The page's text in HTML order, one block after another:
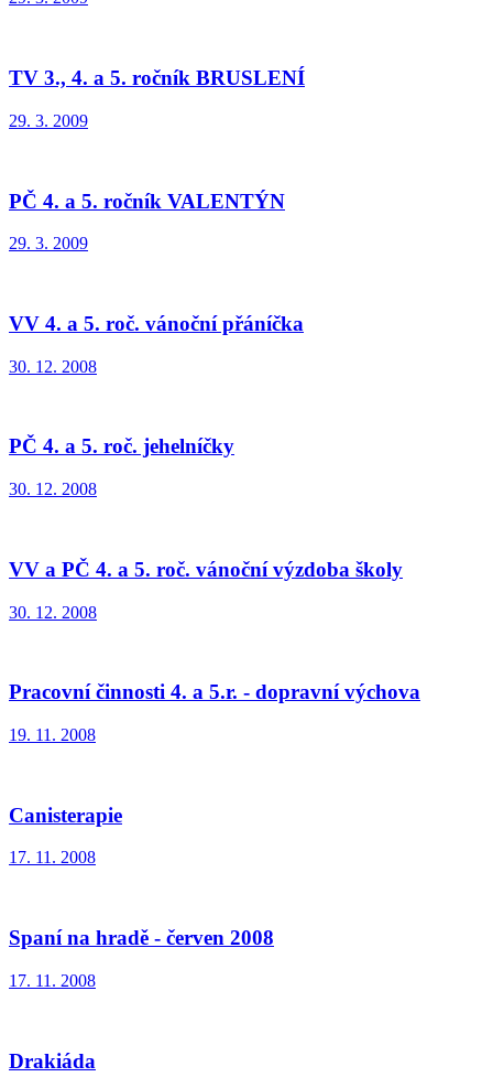
TV 3., 4. a 5. ročník BRUSLENÍ
29. 3. 2009
PČ 4. a 5. ročník VALENTÝN
29. 3. 2009
VV 4. a 5. roč. vánoční přáníčka
30. 12. 2008
PČ 4. a 5. roč. jehelníčky
30. 12. 2008
VV a PČ 4. a 5. roč. vánoční výzdoba školy
30. 12. 2008
Pracovní činnosti 4. a 5.r. - dopravní výchova
19. 11. 2008
Canisterapie
17. 11. 2008
Spaní na hradě - červen 2008
17. 11. 2008
Drakiáda